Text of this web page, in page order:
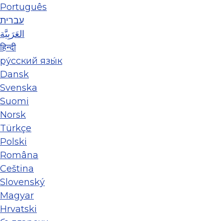
Português
עברית
العَرَبِيَّة
हिन्दी
ру́сский язы́к
Dansk
Svenska
Suomi
Norsk
Türkçe
Polski
Româna
Ceština
Slovenský
Magyar
Hrvatski